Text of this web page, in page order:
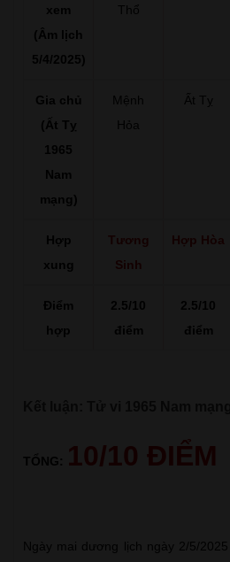
xem
(Âm lịch
5/4/2025)
Thổ
Gia chủ
(Ất Tỵ
1965
Nam
mạng)
Mệnh
Hỏa
Ất Tỵ
Hợp
xung
Tương
Sinh
Hợp Hòa
Điểm
hợp
2.5/10
điểm
2.5/10
điểm
TỔNG: 10/10 ĐIỂM
Ngày mai dương lịch ngày 2/5/